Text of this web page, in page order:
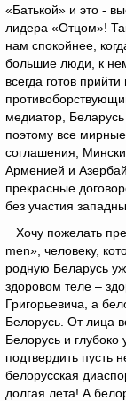
«Батькой» и это -
лидера «Отцом»!
нам спокойнее,
большие люди, к
всегда готов
медиатор,
поэтому все
соглашения,
Арменией и
прекрасные
без участия
Хочу пожелать
men», человеку,
родную Беларусь
здоровом теле –
Григорьевича, а
Белорусь. От лица
Белорусь и
подтвердить пусть
белорусская
долгая лета! А